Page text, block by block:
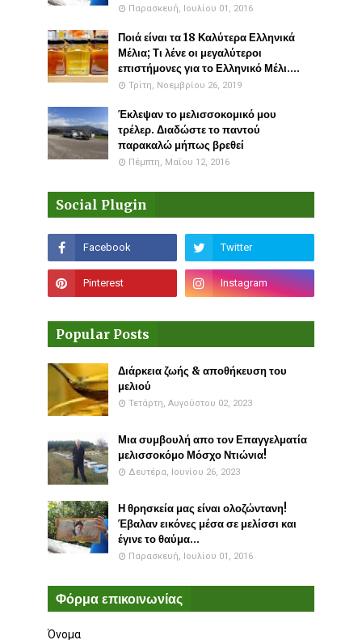
Παρασκευή, Ιουλίου 01, 2016
Ποιά είναι τα 18 Καλύτερα Ελληνικά
Μέλια; Τι λένε οι μεγαλύτεροι
επιστήμονες για το Ελληνικό Μέλι....
Τρίτη, Νοεμβρίου 26, 2019
Έκλεψαν το μελισσοκομικό μου
τρέλερ. Διαδώστε το παντού
παρακαλώ μήπως βρεθεί
Πέμπτη, Μαΐου 12, 2016
Social Plugin
Popular Posts
Διάρκεια ζωής & αποθήκευση του
μελιού
Τετάρτη, Αυγούστου 02, 2023
Μια συμβουλή απο τον Επαγγελματία
μελισσοκόμο Μόσχο Ντιώνια!
Δευτέρα, Ιουνίου 26, 2023
Η θρησκεία μας είναι ολοζώντανη!
Έβαλαν εικόνες μέσα σε μελίσσι και
έγινε το θαύμα...
Παρασκευή, Ιουλίου 01, 2016
Φόρμα επικοινωνίας
Όνομα